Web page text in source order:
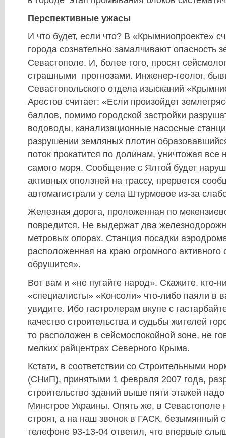
Перспективные ужасы
И что будет, если что? В «Крымниопроекте»
города сознательно замалчивают опасность
Севастополе. И, более того, просят
страшными прогнозами. Инженер-геолог,
Севастопольского отдела изысканий
Арестов считает: «Если произойдет
баллов, помимо городской застройки
водоводы, канализационные насосные
разрушении земляных плотин
поток прокатится по долинам, уничтожая все
самого моря. Сообщение с Ялтой будет
активных оползней на трассу, прервется
автомагистрали у села Штурмовое из-за
Железная дорога, проложенная по
повредится. Не выдержат два
метровых опорах. Станция посадки
расположенная на краю огромного активного
обрушится».
Вот вам и «не пугайте народ». Скажите, кто-
«специалисты» «Консоли» что-либо паяли в
увидите. Ибо гастролерам вкупе с
качество строительства и судьбы жителей
то расположен в сейсмоспокойной зоне, не
мелких райцентрах Северного Крыма.
Кстати, в соответствии со Строительными
(СНиП), принятыми 1 февраля 2007 года,
строительство зданий выше пяти этажей
Минстрое Украины. Опять же, в Севастополе
строят, а на наш звонок в ГАСК, безымянный
телефоне 93-13-04 ответил, что впервые